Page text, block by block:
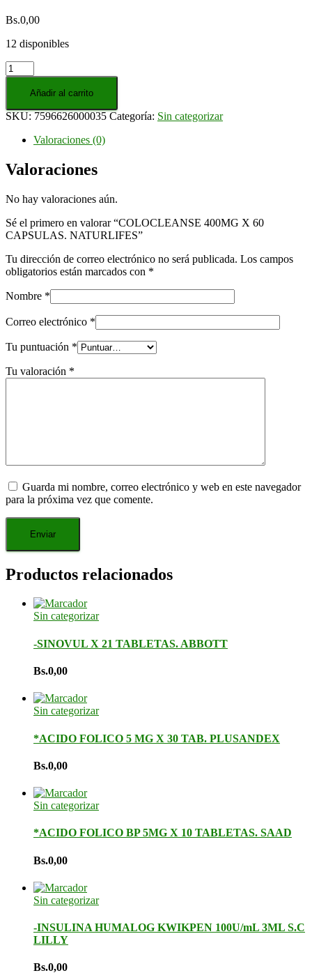
Bs.0,00
12 disponibles
COLOCLEANSE
400MG
CAPSULAS.
cantidad
Añadir al carrito
SKU: 7596626000035 Categoría: Sin categorizar
Valoraciones (0)
Valoraciones
No hay valoraciones aún.
Sé el primero en valorar “COLOCLEANSE 400MG X 60
CAPSULAS. NATURLIFES”
Tu dirección de correo electrónico no será publicada. Los campos
obligatorios están marcados con *
Nombre *
Correo electrónico *
Tu puntuación *
Tu valoración *
Guarda mi nombre, correo electrónico y web en este navegador
para la próxima vez que comente.
Productos relacionados
Sin categorizar
-SINOVUL X 21 TABLETAS. ABBOTT
Bs.0,00
Sin categorizar
*ACIDO FOLICO 5 MG X 30 TAB. PLUSANDEX
Bs.0,00
Sin categorizar
*ACIDO FOLICO BP 5MG X 10 TABLETAS. SAAD
Bs.0,00
Sin categorizar
-INSULINA HUMALOG KWIKPEN 100U/mL 3ML S.C
LILLY
Bs.0,00